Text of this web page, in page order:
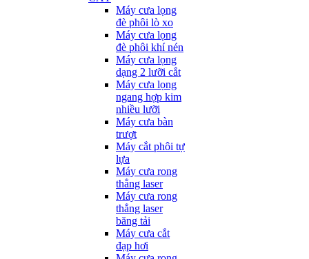
Máy cưa lọng
đè phôi lò xo
Máy cưa lọng
đè phôi khí nén
Máy cưa lọng
dạng 2 lưỡi cắt
Máy cưa lọng
ngang hợp kim
nhiều lưỡi
Máy cưa bàn
trượt
Máy cắt phôi tự
lựa
Máy cưa rong
thẳng laser
Máy cưa rong
thẳng laser
băng tải
Máy cưa cắt
đạp hơi